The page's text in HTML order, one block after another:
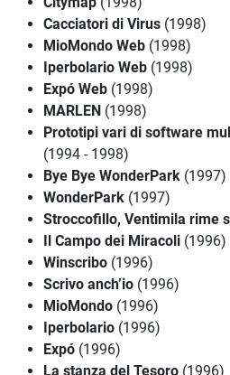
Cacciatori di Virus (1998)
MioMondo Web (1998)
Iperbolario Web (1998)
Expó Web (1998)
MARLEN (1998)
Prototipi vari di software
(1994 - 1998)
Bye Bye WonderPark (1997)
WonderPark (1997)
Stroccofillo, Ventimila rime
Il Campo dei Miracoli (1996)
Winscribo (1996)
Scrivo anch’io (1996)
MioMondo (1996)
Iperbolario (1996)
Expó (1996)
La stanza del Tesoro (1996)